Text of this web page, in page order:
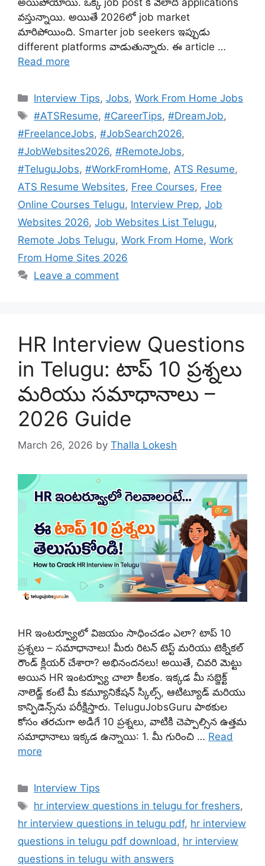
అయిపోయాయి. ఒక్క job post కి వేలాది applications
వస్తున్నాయి. అయితే 2026లో job market
మారిపోయింది. Smarter job seekers ఇప్పుడు
different platforms వాడుతున్నారు. ఈ article …
Read more
Categories
Interview Tips,Jobs,Work From Home Jobs
Tags
#ATSResume,#CareerTips,#DreamJob,
#FreelanceJobs, #JobSearch2026,
#JobWebsites2026, #RemoteJobs,
#TeluguJobs, #WorkFromHome, ATS Resume,
ATS Resume Websites, Free Courses, Free
Online Courses Telugu, Interview Prep, Job
Websites 2026, Job Websites List Telugu,
Remote Jobs Telugu, Work From Home, Work
From Home Sites 2026
Leave a comment
HR Interview Questions
in Telugu: టాప్ 10 ప్రశ్నలు
మరియు సమాధానాలు –
2026 Guide
March 26, 2026 by Thalla Lokesh
HR ఇంటర్వ్యూలో విజయం సాధించడం ఎలా? టాప్ 10
ప్రశ్నలు – సమాధానాలు! మీరు రిటన్ టెస్ట్ మరియు టెక్నికల్
రౌండ్ క్లియర్ చేశారా? అభినందనలు! అయితే, చివరి మెట్టు
అయిన HR ఇంటర్వ్యూ చాలా కీలకం. ఇక్కడ మీ సబ్జెక్ట్
నాలెడ్జ్ కంటే మీ కమ్యూనికేషన్ స్కిల్స్, ఆటిట్యూడ్ మరియు
కాన్ఫిడెన్స్‌ను పరీక్షిస్తారు. TeluguJobsGuru పాఠకుల
కోసం తరచుగా అడిగే 10 ప్రశ్నలు, వాటికి చెప్పాల్సిన ఉత్తమ
సమాధానాలు ఇక్కడ ఉన్నాయి: 1. మీ గురించి … Read
more
Categories
Interview Tips
Tags
hr interview questions in telugu for freshers,
hr interview questions in telugu pdf, hr interview
questions in telugu pdf download, hr interview
questions in telugu with answers